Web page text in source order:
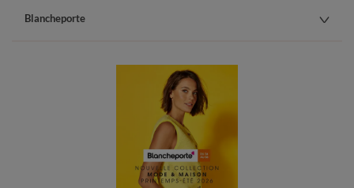
Blancheporte